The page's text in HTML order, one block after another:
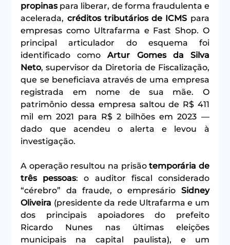
propinas para liberar, de forma fraudulenta e
acelerada, créditos tributários de ICMS para
empresas como Ultrafarma e Fast Shop. O
principal articulador do esquema foi
identificado como Artur Gomes da Silva
Neto, supervisor da Diretoria de Fiscalização,
que se beneficiava através de uma empresa
registrada em nome de sua mãe. O
patrimônio dessa empresa saltou de R$ 411
mil em 2021 para R$ 2 bilhões em 2023 —
dado que acendeu o alerta e levou à
investigação.
A operação resultou na prisão temporária de
três pessoas: o auditor fiscal considerado
“cérebro” da fraude, o empresário Sidney
Oliveira (presidente da rede Ultrafarma e um
dos principais apoiadores do prefeito
Ricardo Nunes nas últimas eleições
municipais na capital paulista), e um